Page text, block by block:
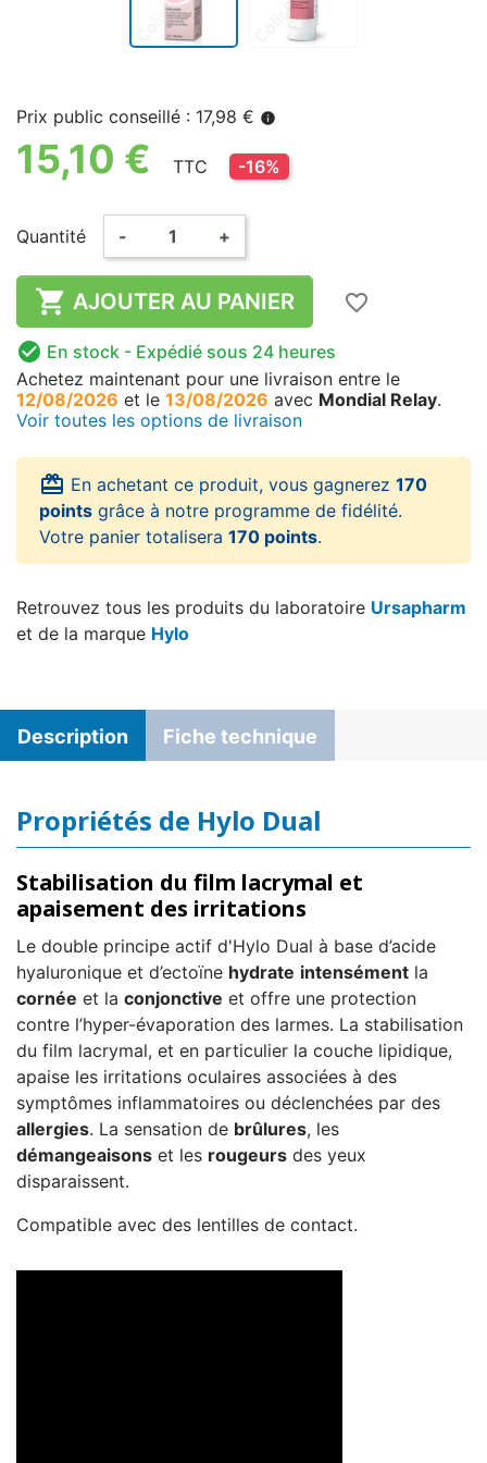
Prix public conseillé : 17,98 € info
15,10 € TTC -16%
Quantité - +
 AJOUTER AU PANIER
favorite_border
 En stock - Expédié sous 24 heures
Achetez maintenant pour une livraison entre le
12/08/2026 et le 13/08/2026 avec Mondial Relay.
Voir toutes les options de livraison
card_giftcard En achetant ce produit, vous gagnerez 170
points grâce à notre programme de fidélité.
Votre panier totalisera 170 points.
Retrouvez tous les produits du laboratoire Ursapharm
et de la marque Hylo
Description Fiche technique
Propriétés de Hylo Dual
Stabilisation du film lacrymal et
apaisement des irritations
Le double principe actif d'Hylo Dual à base d’acide
hyaluronique et d’ectoïne hydrate intensément la
cornée et la conjonctive et offre une protection
contre l’hyper-évaporation des larmes. La stabilisation
du film lacrymal, et en particulier la couche lipidique,
apaise les irritations oculaires associées à des
symptômes inflammatoires ou déclenchées par des
allergies. La sensation de brûlures, les
démangeaisons et les rougeurs des yeux
disparaissent.
Compatible avec des lentilles de contact.